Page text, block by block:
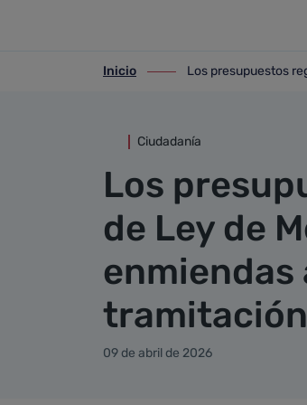
ir-a inicio
Inicio
ir-a Los presupuestos
Los presupuestos
Ciudadanía
Los
de Ley de
enmiendas
09 de abril de 2026